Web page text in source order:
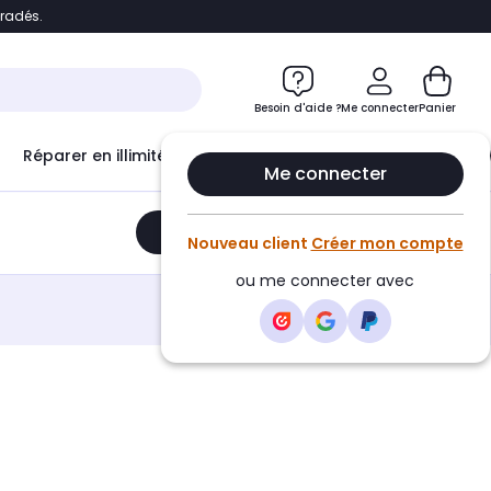
Accéder directement au chatbot
Besoin d'aide ?Me connecter
Me connecter
Nouveau client Créer mon compte
ou me connecter avec
Panier
Réparer en illimité avec Le Club Infinity
Ajouter au panier •